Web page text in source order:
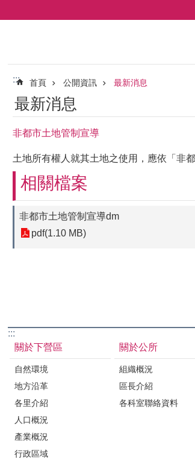
::: 首頁 公開資訊 最新消息
最新消息
非都市土地管制宣導
土地所有權人就其土地之使用，應依「非
相關檔案
非都市土地管制宣導dm
pdf(1.10 MB)
:::
關於下營區
自然環境
地方沿革
各里介紹
人口概況
產業概況
行政區域
關於公所
組織概況
區長介紹
各科室聯絡資料